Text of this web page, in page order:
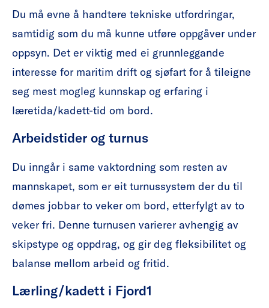
Du må evne å handtere tekniske utfordringar,
samtidig som du må kunne utføre oppgåver under
oppsyn. Det er viktig med ei grunnleggande
interesse for maritim drift og sjøfart for å tileigne
seg mest mogleg kunnskap og erfaring i
læretida/kadett-tid om bord.
Arbeidstider og turnus
Du inngår i same vaktordning som resten av
mannskapet, som er eit turnussystem der du til
dømes jobbar to veker om bord, etterfylgt av to
veker fri. Denne turnusen varierer avhengig av
skipstype og oppdrag, og gir deg fleksibilitet og
balanse mellom arbeid og fritid.
Lærling/kadett i Fjord1